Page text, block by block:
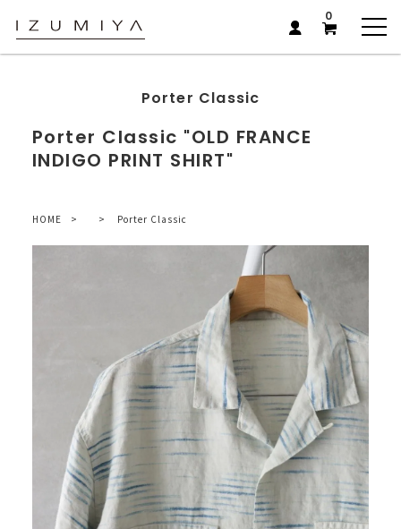
0
Porter Classic
Porter Classic "OLD FRANCE
INDIGO PRINT SHIRT"
HOME Porter Classic